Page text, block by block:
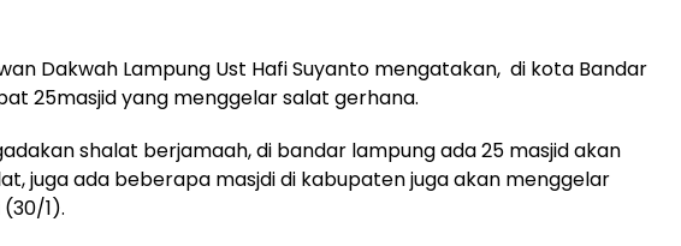
Dakwah Lampung Ust Hafi Suyanto mengatakan, di kota Bandar
25masjid yang menggelar salat gerhana.
shalat berjamaah, di bandar lampung ada 25 masjid akan
juga ada beberapa masjdi di kabupaten juga akan menggelar
1).